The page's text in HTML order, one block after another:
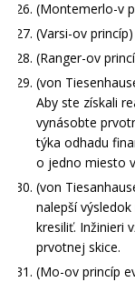
(Montemerlo-v
(Varsi-ov
(Ranger-ov
(von
Aby ste získali
vynásobte
týka odhadu
o jedno miesto
(von
nalepší
kresiliť. Inžinieri
prvotnej skice.
(Mo-ov princíp